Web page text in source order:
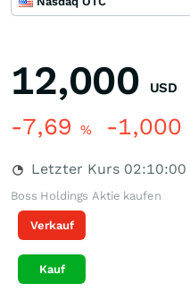
12,000 USD
-7,69 % -1,000
Letzter Kurs 02:10:00
Boss Holdings Aktie kaufen
Verkauf
Kauf